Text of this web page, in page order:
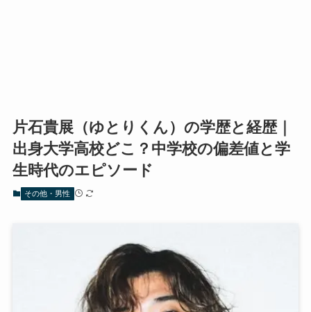
片石貴展（ゆとりくん）の学歴と経歴｜
出身大学高校どこ？中学校の偏差値と学
生時代のエピソード
その他・男性